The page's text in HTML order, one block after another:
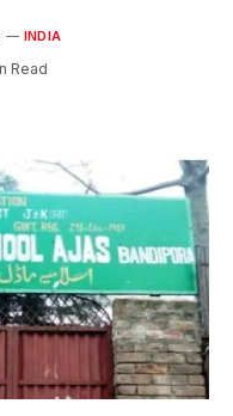
INDIA
Read